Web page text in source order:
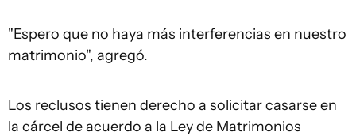
"Espero que no haya más interferencias en nuestro
matrimonio", agregó.
Los reclusos tienen derecho a solicitar casarse en
la cárcel de acuerdo a la Ley de Matrimonios